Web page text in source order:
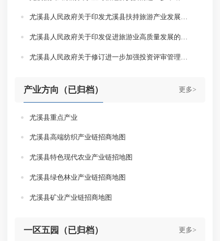
尤溪县人民政府关于印发尤溪县扶持旅游产业发展办法的通知
尤溪县人民政府关于印发促进旅游业高质量发展的十条措施的通知
更多>
产业方向（已归档）
尤溪县重点产业
尤溪县高端纺织产业链招商地图
尤溪县特色现代农业产业链招地图
尤溪县绿色林业产业链招商地图
尤溪县矿业产业链招商地图
更多>
一区五园（已归档）